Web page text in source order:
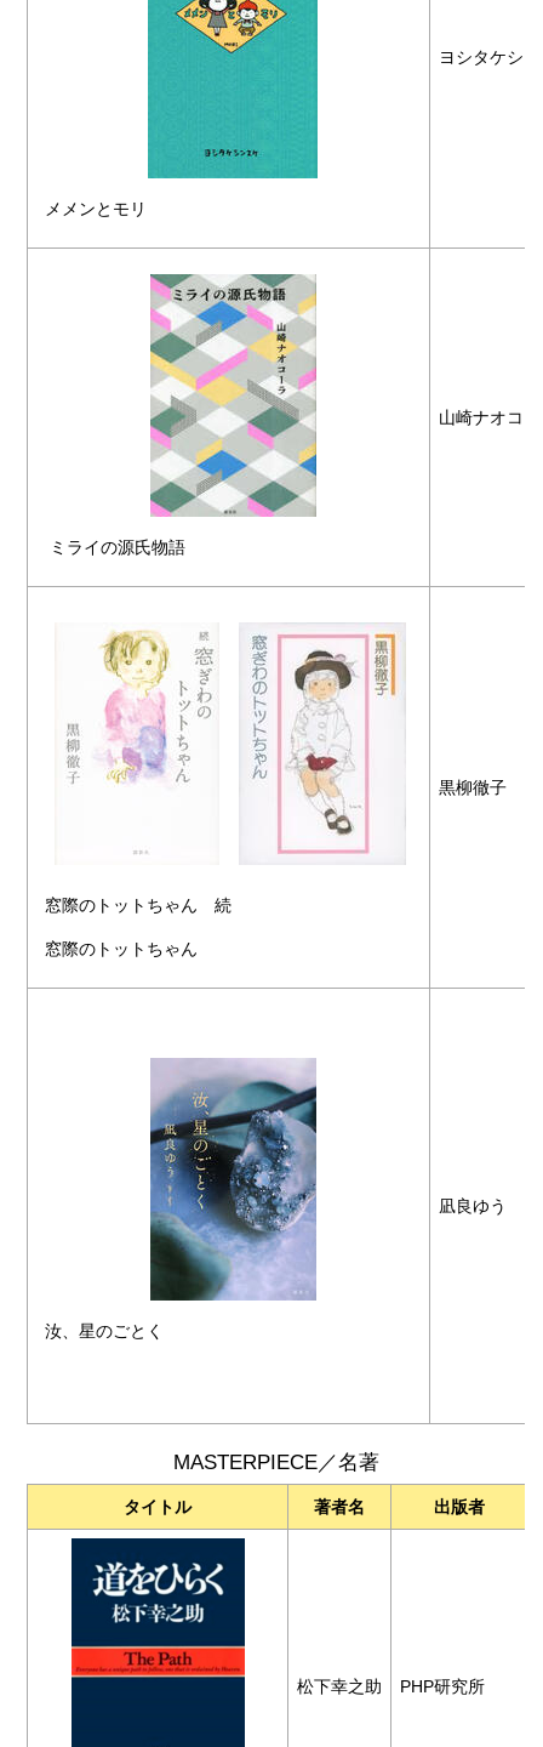
メメンとモリ
ヨシタケシ
ミライの源氏物語
山崎ナオコ
窓際のトットちゃん 続
窓際のトットちゃん
黒柳徹子
汝、星のごとく
凪良ゆう
MASTERPIECE／名著
タイトル 著者名 出版者
松下幸之助 PHP研究所